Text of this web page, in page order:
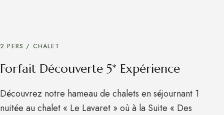
2 PERS / CHALET
Forfait Découverte 5* Expérience
Découvrez notre hameau de chalets en séjournant 1
nuitée au chalet « Le Lavaret » où à la Suite « Des